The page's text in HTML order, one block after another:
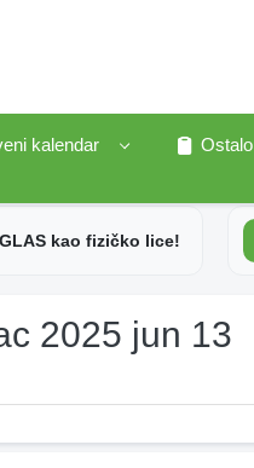
kalendar
Ostalo
kao fizičko lice!
2025 jun 13